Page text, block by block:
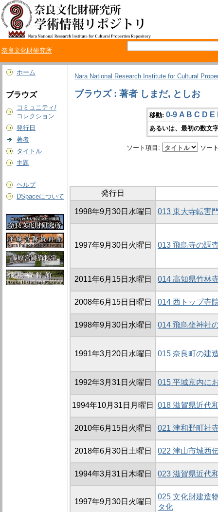
奈良文化財研究所
ホーム
ブラウズ
コミュニティ/
コレクション
発行日
著者
タイトル
主題
ヘルプ
DSpaceについて
Nara National Research Institute for Cultural
ブラウズ : 著者 しまだ, としお
移動: 0-9 A B C D E
あるいは、最初の数文
ソート項目: ソー
発行日
1998年9月30日水曜日 013 東大寺転害
1997年9月30日火曜日 013 飛鳥寺の調
2011年6月15日水曜日 014 高知県竹林
2008年6月15日日曜日 014 西トップ寺
1998年9月30日水曜日 014 飛鳥坐神社
1991年3月20日水曜日 015 奈良町の建
1992年3月31日火曜日 015 平城京内に
1994年10月31日月曜日 018 滋賀県近代
2010年6月15日火曜日 021 津和野町社
2018年6月30日土曜日 022 津山市城西
1994年3月31日木曜日 023 滋賀県近代
1997年9月30日火曜日
025 文化財建造
タ化